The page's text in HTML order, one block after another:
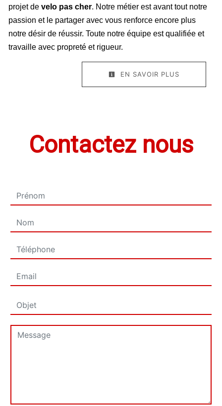
projet de velo pas cher. Notre métier est avant tout notre
passion et le partager avec vous renforce encore plus
notre désir de réussir. Toute notre équipe est qualifiée et
travaille avec propreté et rigueur.
EN SAVOIR PLUS
Contactez nous